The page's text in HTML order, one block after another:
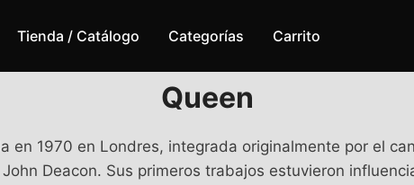
Tienda / Catálogo Categorías Carrito
Queen
en 1970 en Londres, integrada originalmente por el
Deacon. Sus primeros trabajos estuvieron